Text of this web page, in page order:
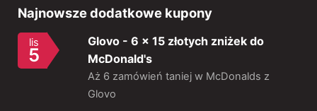
Najnowsze dodatkowe kupony
lis
5
Glovo - 6 x 15 złotych zniżek do
McDonald's
Aż 6 zamówień taniej w McDonalds z
Glovo